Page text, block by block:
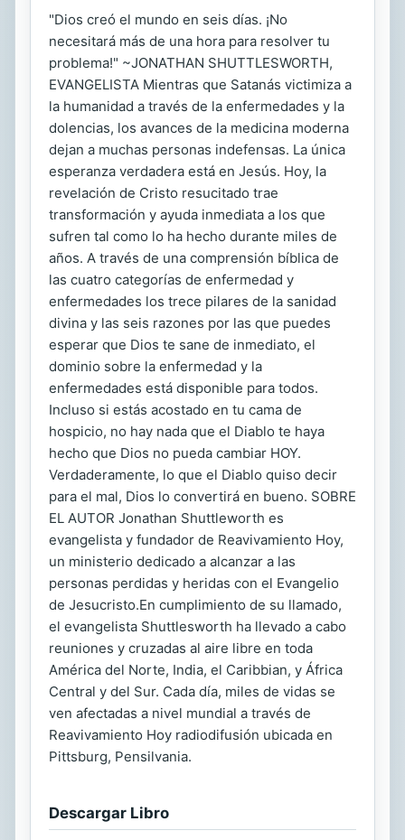
"Dios creó el mundo en seis días. ¡No
necesitará más de una hora para resolver tu
problema!" ~JONATHAN SHUTTLESWORTH,
EVANGELISTA Mientras que Satanás victimiza a
la humanidad a través de la enfermedades y la
dolencias, los avances de la medicina moderna
dejan a muchas personas indefensas. La única
esperanza verdadera está en Jesús. Hoy, la
revelación de Cristo resucitado trae
transformación y ayuda inmediata a los que
sufren tal como lo ha hecho durante miles de
años. A través de una comprensión bíblica de
las cuatro categorías de enfermedad y
enfermedades los trece pilares de la sanidad
divina y las seis razones por las que puedes
esperar que Dios te sane de inmediato, el
dominio sobre la enfermedad y la
enfermedades está disponible para todos.
Incluso si estás acostado en tu cama de
hospicio, no hay nada que el Diablo te haya
hecho que Dios no pueda cambiar HOY.
Verdaderamente, lo que el Diablo quiso decir
para el mal, Dios lo convertirá en bueno. SOBRE
EL AUTOR Jonathan Shuttleworth es
evangelista y fundador de Reavivamiento Hoy,
un ministerio dedicado a alcanzar a las
personas perdidas y heridas con el Evangelio
de Jesucristo.En cumplimiento de su llamado,
el evangelista Shuttlesworth ha llevado a cabo
reuniones y cruzadas al aire libre en toda
América del Norte, India, el Caribbian, y África
Central y del Sur. Cada día, miles de vidas se
ven afectadas a nivel mundial a través de
Reavivamiento Hoy radiodifusión ubicada en
Pittsburg, Pensilvania.
Descargar Libro